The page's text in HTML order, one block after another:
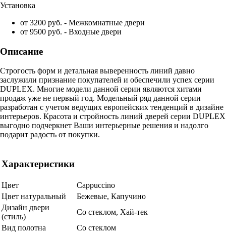
Установка
от 3200 руб. - Межкомнатные двери
от 9500 руб. - Входные двери
Описание
Строгость форм и детальная выверенность линий давно
заслужили признание покупателей и обеспечили успех серии
DUPLEX. Многие модели данной серии являются хитами
продаж уже не первый год. Модельный ряд данной серии
разработан с учетом ведущих европейских тенденций в дизайне
интерьеров. Красота и стройность линий дверей серии DUPLEX
выгодно подчеркнет Ваши интерьерные решения и надолго
подарит радость от покупки.
Характеристики
Цвет
Cappuccino
Цвет натуральный
Бежевые, Капучино
Дизайн двери
(стиль)
Со стеклом, Хай-тек
Вид полотна
Со стеклом